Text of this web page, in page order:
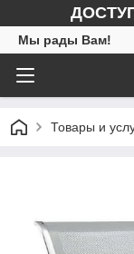
Мы рады Вам!
Товары и